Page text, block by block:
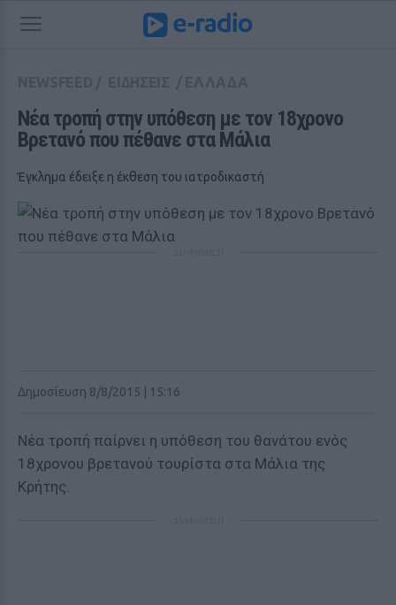
Νέα τροπή στην υπόθεση με τον 18χρονο
Βρετανό που πέθανε στα Μάλια
Έγκλημα έδειξε η έκθεση του ιατροδικαστή
Δημοσίευση 8/8/2015 | 15:16
Νέα τροπή παίρνει η υπόθεση του θανάτου ενός
18χρονου βρετανού τουρίστα στα Μάλια της
Κρήτης.